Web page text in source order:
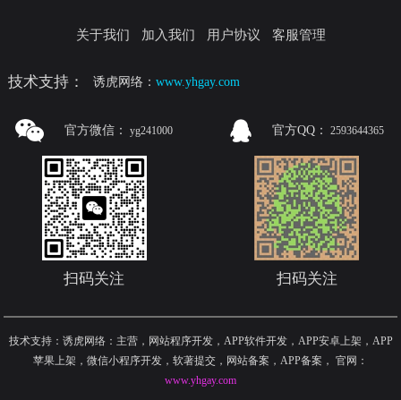
关于我们 加入我们 用户协议 客服管理
技术支持： 诱虎网络：www.yhgay.com
官方微信： yg241000
扫码关注
官方QQ： 2593644365
扫码关注
技术支持：诱虎网络：主营，网站程序开发，APP软件开发，APP安卓上架，APP
苹果上架，微信小程序开发，软著提交，网站备案，APP备案 ， 官网：
www.yhgay.com